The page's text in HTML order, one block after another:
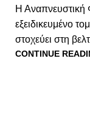
Η Αναπνευστική
εξειδικευμένο
στοχεύει στη
CONTINUE